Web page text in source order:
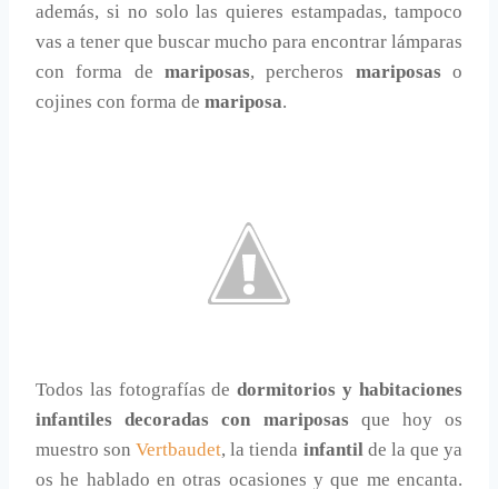
además, si no solo las quieres estampadas, tampoco
vas a tener que buscar mucho para encontrar lámparas
con forma de mariposas, percheros mariposaso
cojines con forma de mariposa.
Todos las fotografías dedormitorios y habitaciones
infantiles decoradas con mariposasque hoy os
muestro sonVertbaudet, la tienda infantilde la que ya
os he hablado en otras ocasiones y que me encanta.